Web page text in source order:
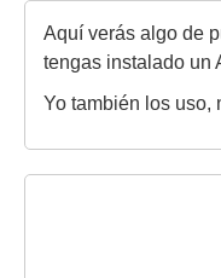
Aquí verás algo de
tengas instalado un
Yo también los uso,